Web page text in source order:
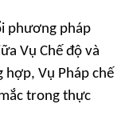
phương pháp
Vụ Chế độ và
hợp, Vụ Pháp chế
trong thực